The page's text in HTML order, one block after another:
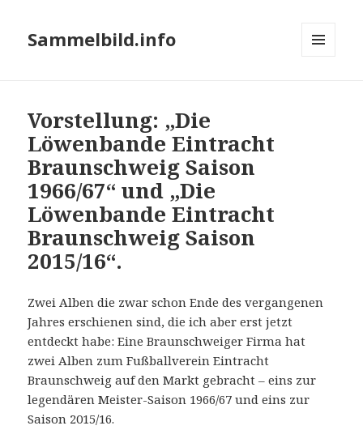
Sammelbild.info
Vorstellung: „Die
Löwenbande Eintracht
Braunschweig Saison
1966/67“ und „Die
Löwenbande Eintracht
Braunschweig Saison
2015/16“.
Zwei Alben die zwar schon Ende des vergangenen
Jahres erschienen sind, die ich aber erst jetzt
entdeckt habe: Eine Braunschweiger Firma hat
zwei Alben zum Fußballverein Eintracht
Braunschweig auf den Markt gebracht – eins zur
legendären Meister-Saison 1966/67 und eins zur
Saison 2015/16.